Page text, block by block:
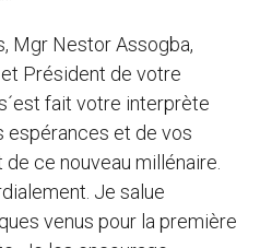
Mgr Nestor Assogba,
Président de votre
fait votre interprète
espérances et de vos
ce nouveau millénaire.
Je salue
venus pour la première